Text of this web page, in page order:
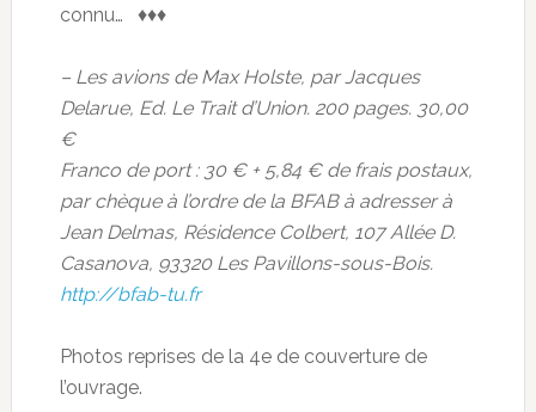
connu… ♦♦♦
– Les avions de Max Holste, par Jacques
Delarue, Ed. Le Trait d’Union. 200 pages. 30,00
€
Franco de port : 30 € + 5,84 € de frais postaux,
par chèque à l’ordre de la BFAB à adresser à
Jean Delmas, Résidence Colbert, 107 Allée D.
Casanova, 93320 Les Pavillons-sous-Bois.
http://bfab-tu.fr
Photos reprises de la 4e de couverture de
l’ouvrage.